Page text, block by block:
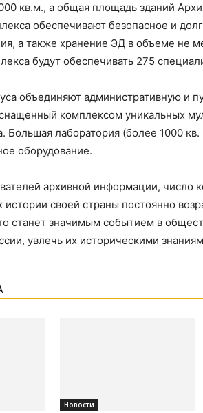
кв.м., а общая площадь зданий
обеспечивают безопасное и
а также хранение ЭД в объеме не
будут обеспечивать 275
объединяют административную и
комплексом уникальных
лаборатория (более 1000
оборудование.
архивной информации, число
своей страны постоянно
станет значимым событием в
увлечь их историческими
Новости